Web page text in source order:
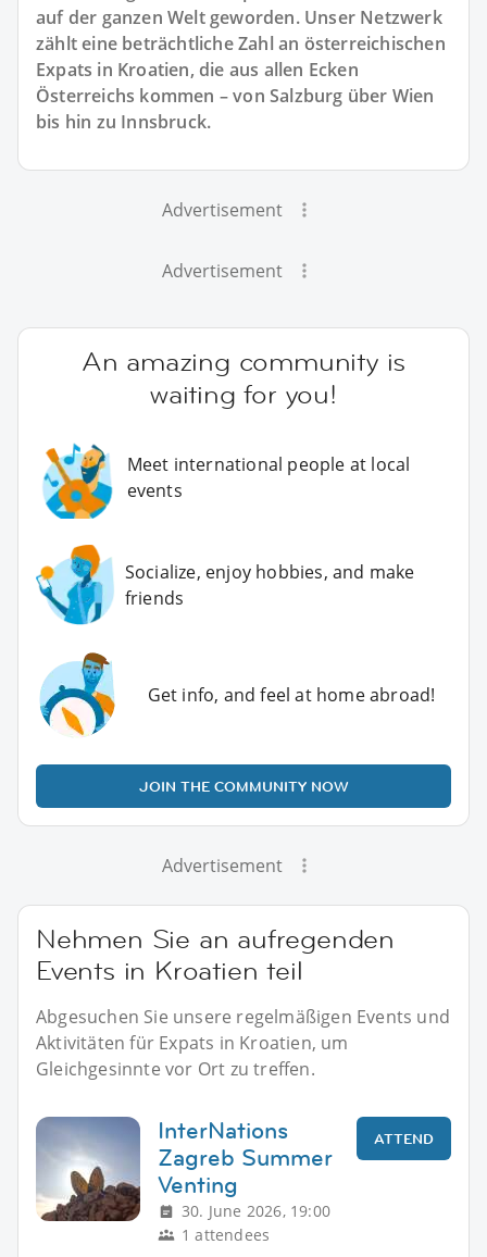
auf der ganzen Welt geworden. Unser Netzwerk
zählt eine beträchtliche Zahl an österreichischen
Expats in Kroatien, die aus allen Ecken
Österreichs kommen – von Salzburg über Wien
bis hin zu Innsbruck.
Advertisement
Advertisement
An amazing community is
waiting for you!
Meet international people at local
events
Socialize, enjoy hobbies, and make
friends
Get info, and feel at home abroad!
JOIN THE COMMUNITY NOW
Advertisement
Nehmen Sie an aufregenden
Events in Kroatien teil
Abgesuchen Sie unsere regelmäßigen Events und
Aktivitäten für Expats in Kroatien, um
Gleichgesinnte vor Ort zu treffen.
InterNations
Zagreb Summer
Venting
30. June 2026, 19:00
1 attendees
ATTEND